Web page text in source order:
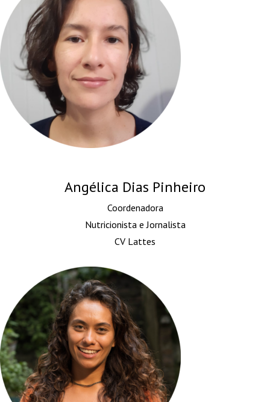
Angélica Dias Pinheiro
Coordenadora
Nutricionista e Jornalista
CV Lattes